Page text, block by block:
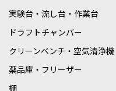
実験台・流し台・作業台
ドラフトチャンバー
クリーンベンチ・空気清浄機
薬品庫・フリーザー
棚